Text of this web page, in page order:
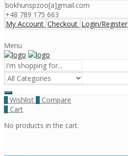
bokhunspzoo[a]gmail.com
+48 789 175 663
My Account Checkout Login/Register
Menu
0 Wishlist 0 Compare
0 Cart
No products in the cart.